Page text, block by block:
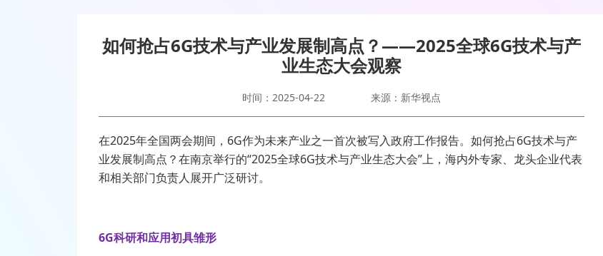
如何抢占6G技术与产业发展制高点？——2025全球6G技术与产
业生态大会观察
时间：2025-04-22 来源：新华视点
在2025年全国两会期间， 6G作为未来产业之一首次被写入政府工作报告。如何抢占6G技术与产
业发展制高点？在南京举行的“2025全球6G技术与产业生态大会”上，海内外专家、龙头企业代表
和相关部门负责人展开广泛研讨。
6G科研和应用初具雏形